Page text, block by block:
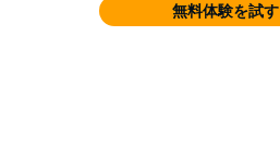
無料体験を試す